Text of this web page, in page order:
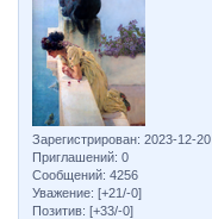
Зарегистрирован: 2023-12-20
Приглашений: 0
Сообщений: 4256
Уважение: [+21/-0]
Позитив: [+33/-0]